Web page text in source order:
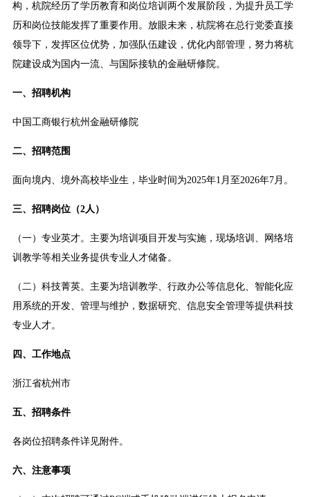
构，杭院经历了学历教育和岗位培训两个发展阶段，为提升员工学
历和岗位技能发挥了重要作用。放眼未来，杭院将在总行党委直接
领导下，发挥区位优势，加强队伍建设，优化内部管理，努力将杭
院建设成为国内一流、与国际接轨的金融研修院。
一、招聘机构
中国工商银行杭州金融研修院
二、招聘范围
面向境内、境外高校毕业生，毕业时间为2025年1月至2026年7月。
三、招聘岗位（2人）
（一）专业英才。主要为培训项目开发与实施，现场培训、网络培
训教学等相关业务提供专业人才储备。
（二）科技菁英。主要为培训教学、行政办公等信息化、智能化应
用系统的开发、管理与维护，数据研究、信息安全管理等提供科技
专业人才。
四、工作地点
浙江省杭州市
五、招聘条件
各岗位招聘条件详见附件。
六、注意事项